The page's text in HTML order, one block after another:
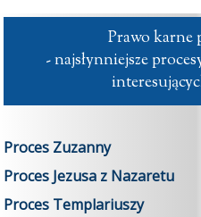
Prawo karne
Proces Zuzanny
Proces Jezusa z Nazaretu
Proces Templariuszy